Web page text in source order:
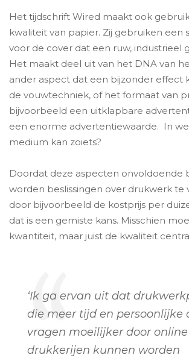
Het tijdschrift Wired maakt ook
kwaliteit van papier. Zij gebruiken een
voor de cover dat een ruw, industrieel
Het maakt deel uit van het DNA van
ander aspect dat een bijzonder effect
de vouwtechniek, of het formaat van
bijvoorbeeld een uitklapbare
een enorme advertentiewaarde. In
medium kan zoiets?
Doordat deze aspecten onvoldoende
worden beslissingen over drukwerk te
door bijvoorbeeld de kostprijs per
dat is een gemiste kans. Misschien
kwantiteit, maar juist de kwaliteit
‘Ik ga ervan uit dat
die meer tijd en persoonlijke
vragen moeilijker door online
drukkerijen kunnen worden